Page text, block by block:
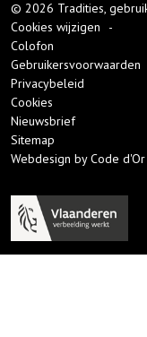
© 2026 Tradities,
Cookies wijzigen
-
Colofon
Gebruikersvoorwaarden
Privacybeleid
Cookies
Nieuwsbrief
Sitemap
Webdesign by Code d'Or